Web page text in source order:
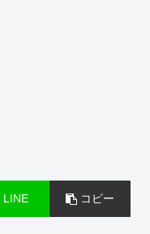
LINE コピー